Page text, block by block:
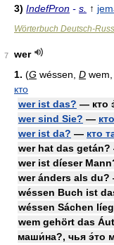
3) IndefPron - s. ↑
Wörterbuch Deutsch-
7
wer
1. (G wéssen, D wem,
кто
wer ist das? — кто
wer sind Sie? —
wer ist da? — кто
wer hat das getán?
wer ist díeser
wer ánders als du?
wéssen Buch ist
wéssen Sáchen
wem gehört das
маши́на?, чья э́то